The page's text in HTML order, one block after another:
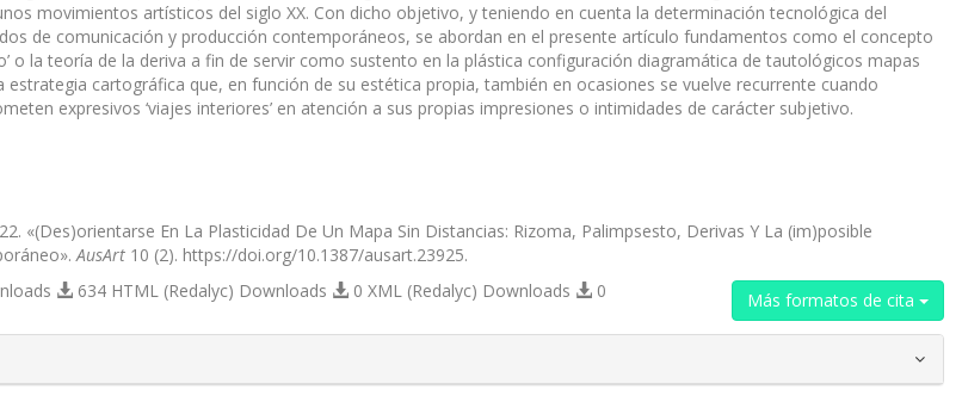
movimientos artísticos del siglo XX. Con dicho objetivo, y teniendo en cuenta la determinación tecnológica del
de comunicación y producción contemporáneos, se abordan en el presente artículo fundamentos como el concepto
o la teoría de la deriva a fin de servir como sustento en la plástica configuración diagramática de tautológicos mapas
cartográfica que, en función de su estética propia, también en ocasiones se vuelve recurrente cuando
expresivos ‘viajes interiores’ en atención a sus propias impresiones o intimidades de carácter subjetivo.
«(Des)orientarse En La Plasticidad De Un Mapa Sin Distancias: Rizoma, Palimpsesto, Derivas Y La (im)posible
AusArt 10 (2). https://doi.org/10.1387/ausart.23925.
Más formatos de cita
634 HTML (Redalyc) Downloads 0 XML (Redalyc) Downloads 0